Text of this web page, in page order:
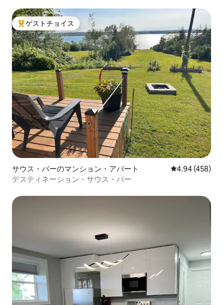
大好評のゲストチョイスです。
ゲストチョイス
サウス・バーのマンション・アパート レビュー458
4.94 (458)
デスティネーション・サウス・バー